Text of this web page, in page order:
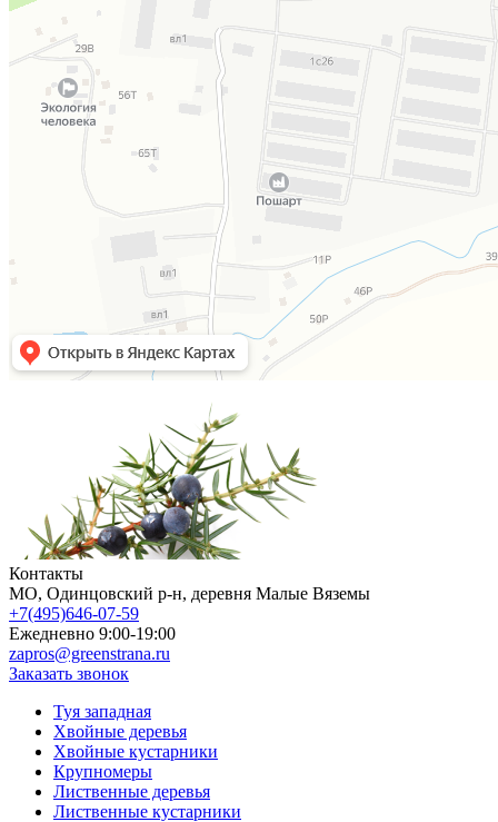
Контакты
МO, Одинцовский р-н, деревня Малые Вяземы
+7(495)646-07-59
Ежедневно 9:00-19:00
zapros@greenstrana.ru
Заказать звонок
Туя западная
Хвойные деревья
Хвойные кустарники
Крупномеры
Лиственные деревья
Лиственные кустарники